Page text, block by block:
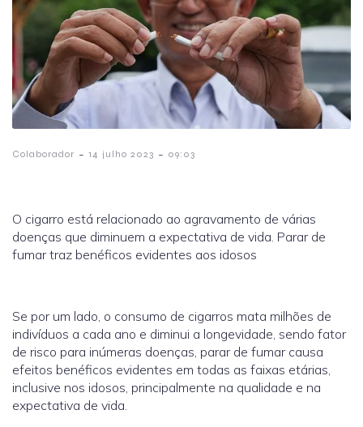
Colaborador - 14 julho 2023 - 09:03
O cigarro está relacionado ao agravamento de várias
doenças que diminuem a expectativa de vida. Parar de
fumar traz benéficos evidentes aos idosos
Se por um lado, o consumo de cigarros mata milhões de
indivíduos a cada ano e diminui a longevidade, sendo fator
de risco para inúmeras doenças, parar de fumar causa
efeitos benéficos evidentes em todas as faixas etárias,
inclusive nos idosos, principalmente na qualidade e na
expectativa de vida.